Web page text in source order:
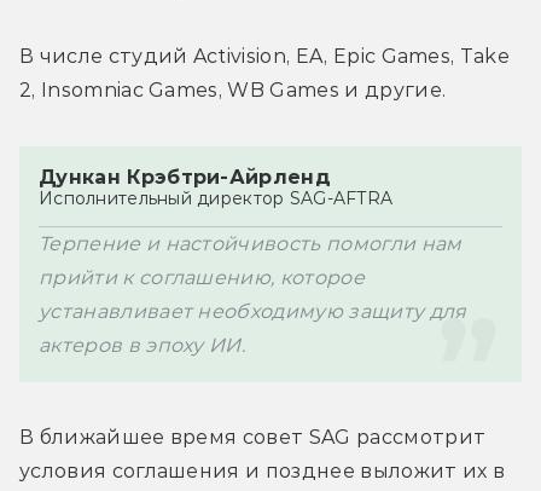
В числе студий Activision, EA, Epic Games, Take
2, Insomniac Games, WB Games и другие.
Дункан Крэбтри-Айрленд
Исполнительный директор SAG-AFTRA
Терпение и настойчивость помогли нам
прийти к соглашению, которое
устанавливает необходимую защиту для
актеров в эпоху ИИ.
В ближайшее время совет SAG рассмотрит
условия соглашения и позднее выложит их в